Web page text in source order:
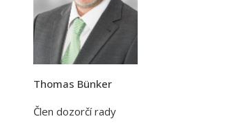
Thomas Bünker
Člen dozorčí rady